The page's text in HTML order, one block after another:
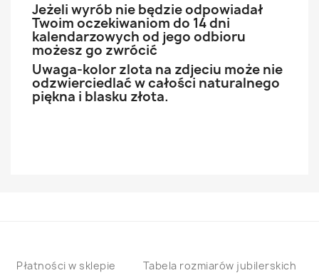
Jeżeli wyrób nie będzie odpowiadał
Twoim oczekiwaniom do 14 dni
kalendarzowych od jego odbioru
możesz go zwrócić
Uwaga-kolor zlota na zdjeciu może nie
odzwierciedlać w całości naturalnego
piękna i blasku złota.
Płatności w sklepie
Tabela rozmiarów jubilerskich